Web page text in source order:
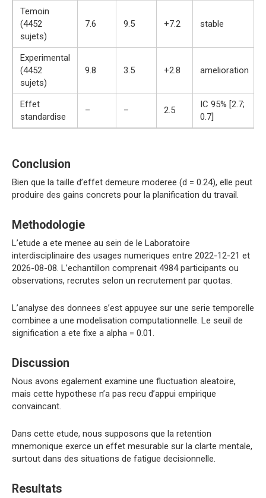
Temoin
(4452
sujets)
7.6 9.5 +7.2 stable
Experimental
(4452
sujets)
9.8 3.5 +2.8 amelioration
Effet
standardise
– – 2.5
IC 95% [2.7;
0.7]
Conclusion
Bien que la taille d’effet demeure moderee (d = 0.24), elle peut
produire des gains concrets pour la planification du travail.
Methodologie
L’etude a ete menee au sein de le Laboratoire
interdisciplinaire des usages numeriques entre 2022-12-21 et
2026-08-08. L’echantillon comprenait 4984 participants ou
observations, recrutes selon un recrutement par quotas.
L’analyse des donnees s’est appuyee sur une serie temporelle
combinee a une modelisation computationnelle. Le seuil de
signification a ete fixe a alpha = 0.01.
Discussion
Nous avons egalement examine une fluctuation aleatoire,
mais cette hypothese n’a pas recu d’appui empirique
convaincant.
Dans cette etude, nous supposons que la retention
mnemonique exerce un effet mesurable sur la clarte mentale,
surtout dans des situations de fatigue decisionnelle.
Resultats